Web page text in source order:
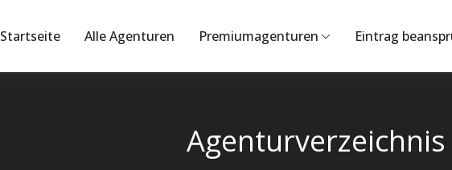
Startseite Alle Agenturen Premiumagenturen Eintrag
Agenturverzeichnis